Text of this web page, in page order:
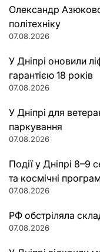
Олександр
політехніку
07.08.2026
У Дніпрі оновили
гарантією 18 років
07.08.2026
У Дніпрі для
паркування
07.08.2026
Події у Дніпрі 8–9
та космічні
07.08.2026
РФ обстріляла
07.08.2026